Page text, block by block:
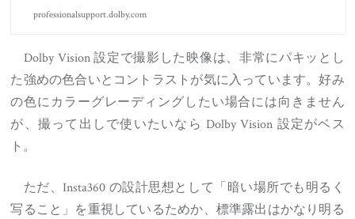
professionalsupport.dolby.com
Dolby Vision 設定で撮影した映像は、非常にパキッとし
た強めの色合いとコントラストが気に入っています。好み
の色にカラーグレーディングしたい場合には向きません
が、撮って出しで使いたいなら Dolby Vision 設定がベス
ト。
ただ、Insta360 の設計思想として「暗い場所でも明るく
写ること」を重視しているためか、標準露出はかなり明る